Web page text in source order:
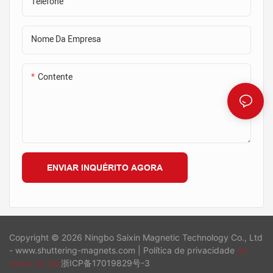
Nome Da Empresa
Contente
ENVIAR INQUÉRITO AGORA
seções de aço adjacentes
Copyright © 2026 Ningbo Saixin Magnetic Technology Co., Ltd
- www.shuttering-magnets.com |
Política de privacidade do
mapa do site浙ICP备17019829号-3